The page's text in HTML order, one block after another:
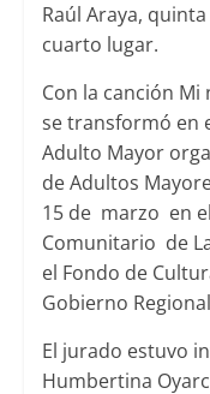
Raúl Araya,
cuarto lugar.
Con la canción
se transformó en
Adulto Mayor
de Adultos
15 de marzo en
Comunitario de
el Fondo de
Gobierno
El jurado estuvo
Humbertina